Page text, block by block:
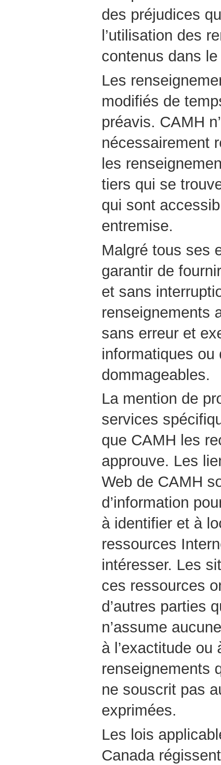
des préjudices
l’utilisation des
contenus dans
Les
modifiés de
préavis. CAMH
nécessairement
les
tiers qui se
qui sont
entremise.
Malgré tous ses
garantir de
et sans
renseignements
sans erreur et
informatiques ou
dommageables.
La mention de
services
que CAMH les
approuve. Les
Web de CAMH
d’information
à identifier et à
ressources
intéresser. Les
ces ressources
d’autres parties
n’assume
à l’exactitude
renseignements
ne souscrit pas
exprimées.
Les lois
Canada